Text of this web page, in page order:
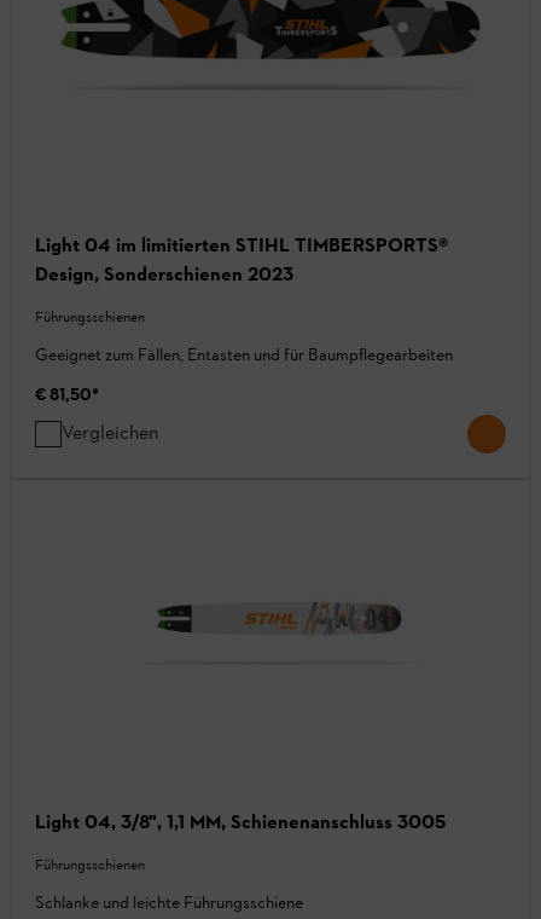
Light 04 im limitierten STIHL TIMBERSPORTS®
Design, Sonderschienen 2023
Führungsschienen
Geeignet zum Fällen, Entasten und für Baumpflegearbeiten
€ 81,50*
Vergleichen
Light 04, 3/8", 1,1 MM, Schienenanschluss 3005
Führungsschienen
Schlanke und leichte Führungsschiene